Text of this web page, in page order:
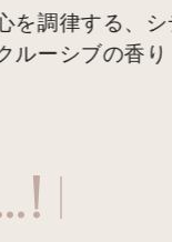
調律する、シテ
ーシブの香り